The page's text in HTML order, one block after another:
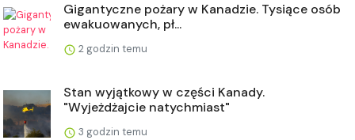
Gigantyczne pożary w Kanadzie. Tysiące osób
ewakuowanych, pł...
2 godzin temu
Stan wyjątkowy w części Kanady.
"Wyjeżdżajcie natychmiast"
3 godzin temu